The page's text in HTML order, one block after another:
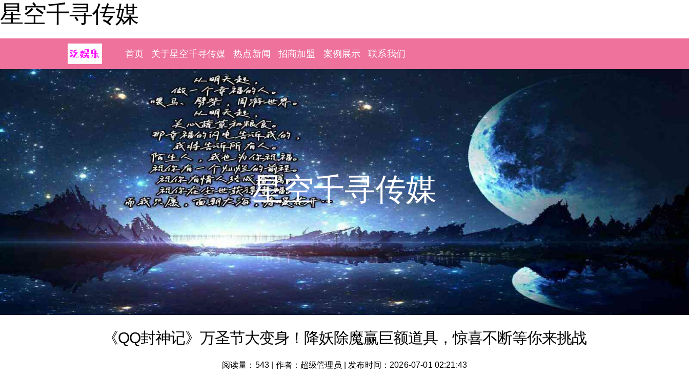
星空千寻传媒
首页 关于星空千寻传媒 热点新闻 招商加盟 案例展示 联系我们
星空千寻传媒
《QQ封神记》万圣节大变身！降妖除魔赢巨额道具，惊喜不断等你来挑战
阅读量：543 作者：超级管理员 发布时间：2026-07-01 02:21:43